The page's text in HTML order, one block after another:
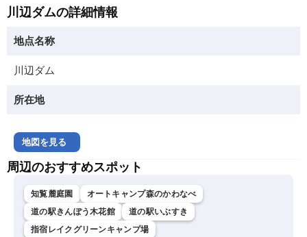
川辺ダムの詳細情報
地点名称
川辺ダム
所在地
地図を見る
周辺のおすすめスポット
知覧麓庭園
オートキャンプ森のかわなべ
道の駅きんぽう木花館
道の駅いぶすき
指宿レイクグリーンキャンプ場